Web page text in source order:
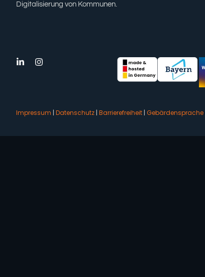
Digitalisierung von Kommunen.
Impressum | Datenschutz | Barrierefreiheit | Gebärdensprache